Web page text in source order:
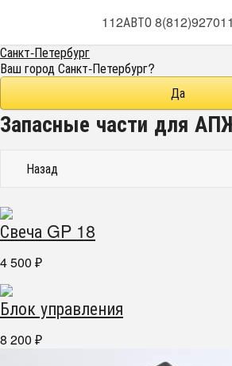
112АВТО
Санкт-Петербург
Ваш городСанкт-Петербург?
Запасные части для
Назад
Свеча GP 18
4 500 ₽
Блок управления
8 200 ₽